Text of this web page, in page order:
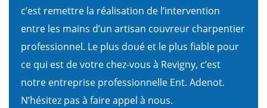
c’est remettre la réalisation de l’intervention
entre les mains d’un artisan couvreur charpentier
professionnel. Le plus doué et le plus fiable pour
ce qui est de votre chez-vous à Revigny, c’est
notre entreprise professionnelle Ent. Adenot.
N’hésitez pas à faire appel à nous.